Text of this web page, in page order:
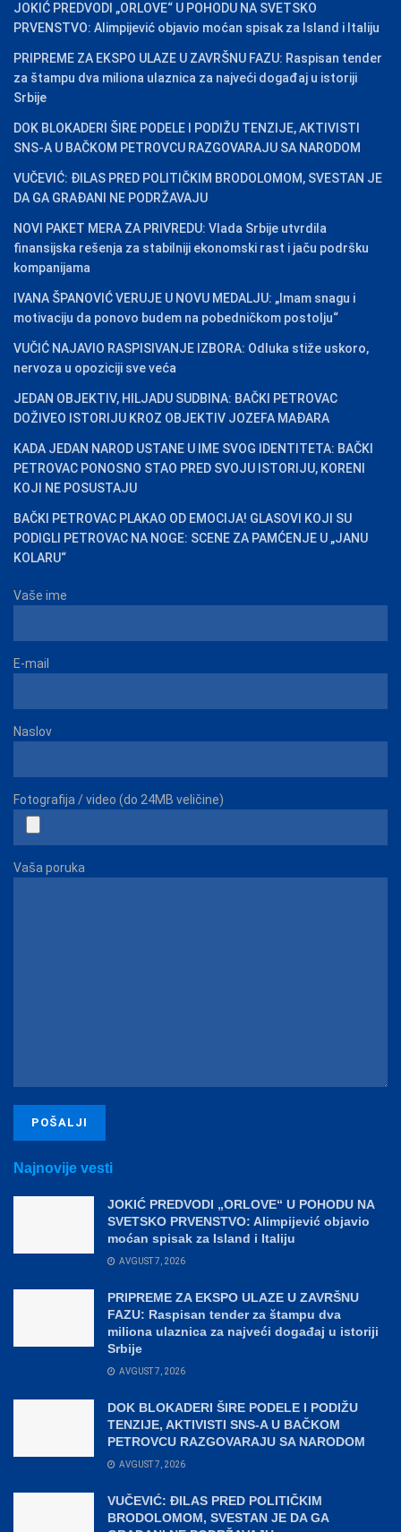
JOKIĆ PREDVODI „ORLOVE“ U POHODU NA SVETSKO
PRVENSTVO: Alimpijević objavio moćan spisak za Island i Italiju
PRIPREME ZA EKSPO ULAZE U ZAVRŠNU FAZU: Raspisan tender
za štampu dva miliona ulaznica za najveći događaj u istoriji
Srbije
DOK BLOKADERI ŠIRE PODELE I PODIŽU TENZIJE, AKTIVISTI
SNS-A U BAČKOM PETROVCU RAZGOVARAJU SA NARODOM
VUČEVIĆ: ĐILAS PRED POLITIČKIM BRODOLOMOM, SVESTAN JE
DA GA GRAĐANI NE PODRŽAVAJU
NOVI PAKET MERA ZA PRIVREDU: Vlada Srbije utvrdila
finansijska rešenja za stabilniji ekonomski rast i jaču podršku
kompanijama
IVANA ŠPANOVIĆ VERUJE U NOVU MEDALJU: „Imam snagu i
motivaciju da ponovo budem na pobedničkom postolju“
VUČIĆ NAJAVIO RASPISIVANJE IZBORA: Odluka stiže uskoro,
nervoza u opoziciji sve veća
JEDAN OBJEKTIV, HILJADU SUDBINA: BAČKI PETROVAC
DOŽIVEO ISTORIJU KROZ OBJEKTIV JOZEFA MAĐARA
KADA JEDAN NAROD USTANE U IME SVOG IDENTITETA: BAČKI
PETROVAC PONOSNO STAO PRED SVOJU ISTORIJU, KORENI
KOJI NE POSUSTAJU
BAČKI PETROVAC PLAKAO OD EMOCIJA! GLASOVI KOJI SU
PODIGLI PETROVAC NA NOGE: SCENE ZA PAMĆENJE U „JANU
KOLARU“
Vaše ime
E-mail
Naslov
Fotografija / video (do 24MB veličine)
Vaša poruka
Najnovije vesti
JOKIĆ PREDVODI „ORLOVE“ U POHODU NA
SVETSKO PRVENSTVO: Alimpijević objavio
moćan spisak za Island i Italiju
AVGUST 7, 2026
PRIPREME ZA EKSPO ULAZE U ZAVRŠNU
FAZU: Raspisan tender za štampu dva
miliona ulaznica za najveći događaj u istoriji
Srbije
AVGUST 7, 2026
DOK BLOKADERI ŠIRE PODELE I PODIŽU
TENZIJE, AKTIVISTI SNS-A U BAČKOM
PETROVCU RAZGOVARAJU SA NARODOM
AVGUST 7, 2026
VUČEVIĆ: ĐILAS PRED POLITIČKIM
BRODOLOMOM, SVESTAN JE DA GA